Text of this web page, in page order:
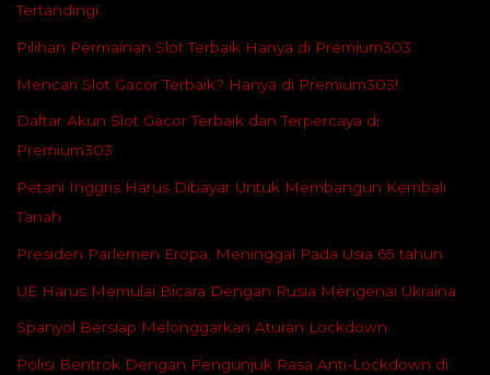
Tertandingi
Pilihan Permainan Slot Terbaik Hanya di Premium303
Mencari Slot Gacor Terbaik? Hanya di Premium303!
Daftar Akun Slot Gacor Terbaik dan Terpercaya di
Premium303
Petani Inggris Harus Dibayar Untuk Membangun Kembali
Tanah
Presiden Parlemen Eropa, Meninggal Pada Usia 65 tahun
UE Harus Memulai Bicara Dengan Rusia Mengenai Ukraina
Spanyol Bersiap Melonggarkan Aturan Lockdown
Polisi Bentrok Dengan Pengunjuk Rasa Anti-Lockdown di